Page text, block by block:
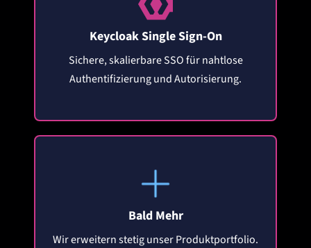
Keycloak Single Sign-On
Sichere, skalierbare SSO für nahtlose
Authentifizierung und Autorisierung.
Bald Mehr
Wir erweitern stetig unser Produktportfolio.